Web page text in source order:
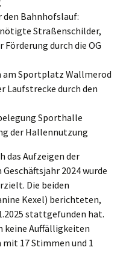
den Bahnhofslauf:
Straßenschilder,
durch die OG
am Sportplatz Wallmerod
Laufstrecke durch den
Sporthalle
der Hallennutzung
das Aufzeigen der
2024 wurde
Die beiden
Kexel) berichteten,
stattgefunden hat.
keine Auffälligkeiten
mit 17 Stimmen und 1